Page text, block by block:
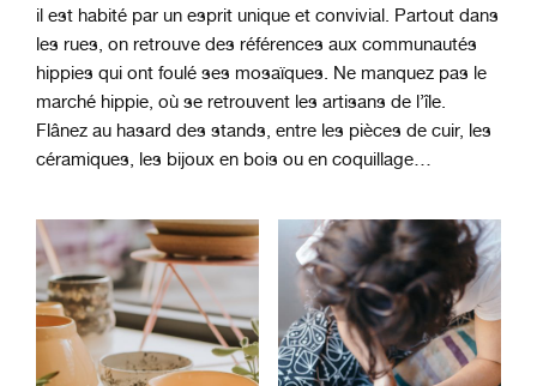
il est habité par un esprit unique et convivial. Partout dans
les rues, on retrouve des références aux communautés
hippies qui ont foulé ses mosaïques. Ne manquez pas le
marché hippie, où se retrouvent les artisans de l’île.
Flânez au hasard des stands, entre les pièces de cuir, les
céramiques, les bijoux en bois ou en coquillage…